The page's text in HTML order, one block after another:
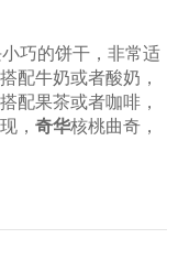
巧的饼干，非常适
配牛奶或者酸奶，
配果茶或者咖啡，
， 奇华核桃曲奇，